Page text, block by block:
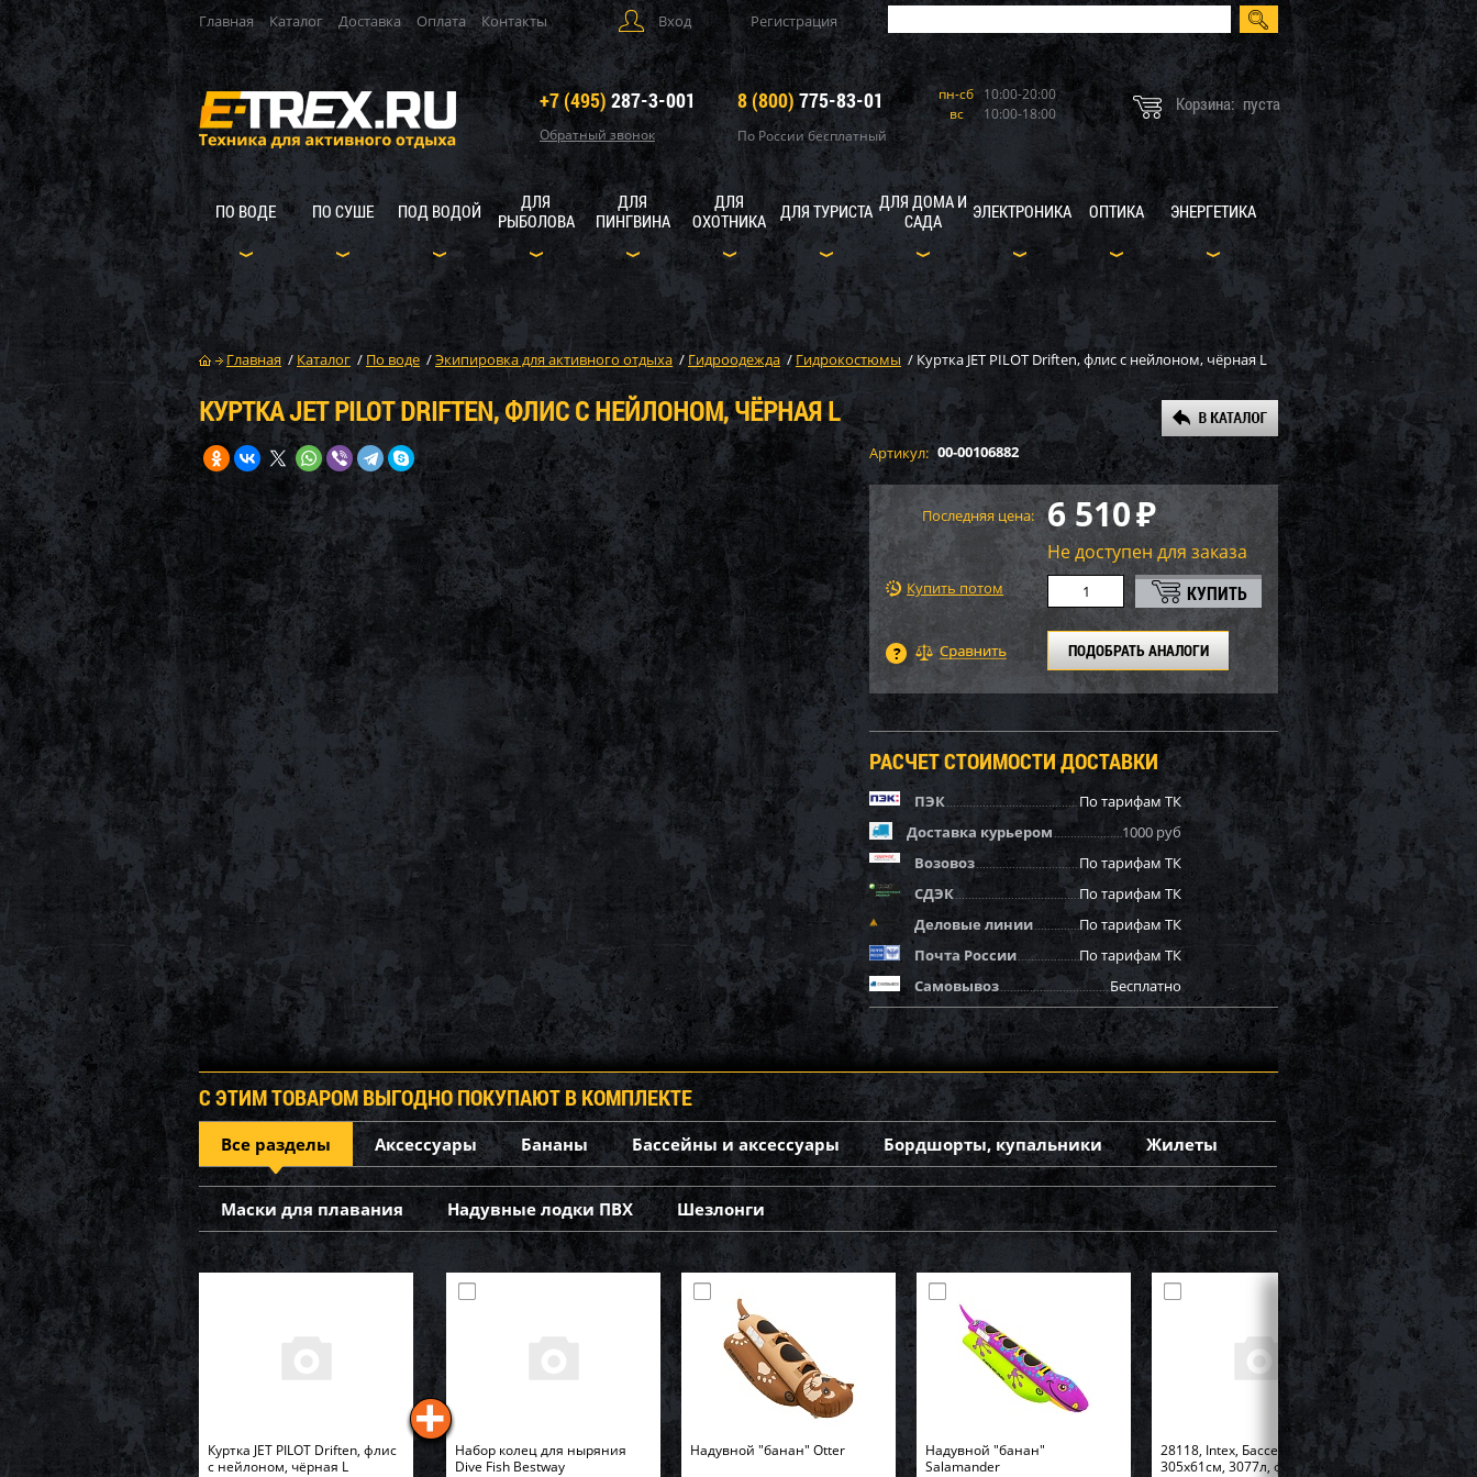
Главная Каталог Доставка Оплата Контакты Вход Регистрация
+7 (495) 287-3-001
Обратный звонок
8 (800) 775-83-01
По России бесплатный
пн-сб 10:00-20:00
вс
10:00-18:00 Корзина: пуста
ПО ВОДЕ ПО СУШЕ ПОД ВОДОЙ
ДЛЯ
РЫБОЛОВА
ДЛЯ
ПИНГВИНА
ДЛЯ
ОХОТНИКА
ДЛЯ ТУРИСТА ДЛЯ ДОМА И
САДА
ЭЛЕКТРОНИКА ОПТИКА ЭНЕРГЕТИКА
Главная / Каталог / По воде /Экипировка для активного отдыха / Гидроодежда / Гидрокостюмы / Куртка JET PILOT Driften, флис с нейлоном, чёрная L
КУРТКА JET PILOT DRIFTEN, ФЛИС С НЕЙЛОНОМ, ЧЁРНАЯ L
Артикул: 00-00106882
Последняя цена: 6 510₽
Не доступен для заказа
Купить потом
ПОДОБРАТЬ АНАЛОГИ
РАСЧЕТ СТОИМОСТИ ДОСТАВКИ
ПЭК
По тарифам ТК
Доставка курьером
1000 руб
Возовоз
По тарифам ТК
СДЭК
По тарифам ТК
Деловые линии
По тарифам ТК
Почта России
По тарифам ТК
Самовывоз
Бесплатно
С ЭТИМ ТОВАРОМ ВЫГОДНО ПОКУПАЮТ В КОМПЛЕКТЕ
Все разделы Аксессуары Бананы Бассейны и аксессуары Бордшорты, купальники Жилеты
Маски для плавания Надувные лодки ПВХ Шезлонги
Куртка JET PILOT Driften, флис
с нейлоном, чёрная L
Набор колец для ныряния
Dive Fish Bestway
Надувной "банан" Otter
Надувной "банан"
Salamander
28118, Intex, Бассейн Easy Set
305х61см, 3077л, фил.-насос